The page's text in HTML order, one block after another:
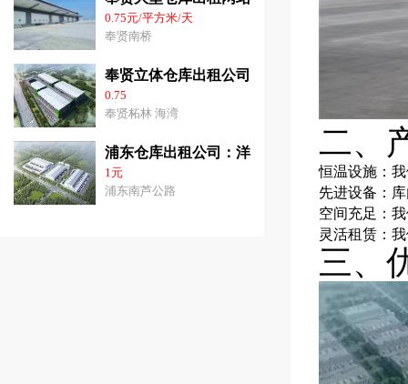
0.75元/平方米/天
奉贤南桥
奉贤立体仓库出租公司：3千平-3.6万平方价格
0.75
奉贤柘林 海湾
浦东仓库出租公司：洋山港31000平方米高10
1元
浦东南芦公路
二、
恒温设施：
先进设备：
空间充足：
灵活租赁：
三、